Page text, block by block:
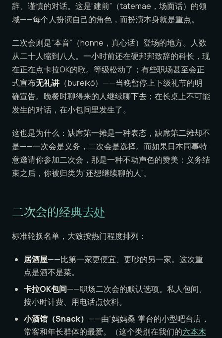
辞、谨慎的对话。这是“建前”（tatemae，场面话）的领
域——每个人扮演自己的角色，而扮演本身就是重点。
二次会则是“本音”（honne，真心话）登场的地方。人数
从二十人缩到八人。一小时前还在硬邦邦致辞的科长，现
在正在点卡拉OK的歌。等级松动了；有些职场甚至会正
式宣布无礼讲 （bureikō）——当晚暂停上下级礼节的明
确宣告。晚餐时聊得来的人继续聊下去；在长桌上不可能
发生的对话，在小包间里发生了。
这也是为什么：缺席第一摊是一种表态，缺席第二摊却不
是——一次会是义务，二次会是选择。而如果日本同事特
意邀请你参加二次会，那是一种不动声色的赞美：义务结
束之后，你被归类为“还想继续聊的人”。
二次会的经典去处
标准轮换名单，大致按热门程度排列：
居酒屋——比第一家更便宜、更吵的另一家。这次重
点是酒不是菜。
卡拉OK包间——职场二次会的默认选项。私人包间、
按小时计费、用电话点饮料。
小酒馆（Snack） ——由“妈妈桑”掌台的小型吧台店，
常客和年长群体的最爱。（这个类别在我们的六本木